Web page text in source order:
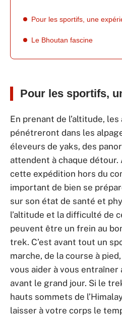
Pour les sportifs, une
Le Bhoutan fascine
Pour les sportifs,
En prenant de l’altitude,
pénétreront dans les
éleveurs de yaks, des
attendent à chaque détour.
cette expédition hors du
important de bien se
sur son état de santé et
l’altitude et la difficulté de
peuvent être un frein au
trek. C’est avant tout un
marche, de la course à
vous aider à vous entraîner
avant le grand jour. Si le
hauts sommets de
laisser à votre corps le